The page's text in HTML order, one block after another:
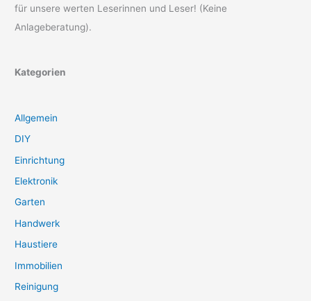
für unsere werten Leserinnen und Leser! (Keine
Anlageberatung).
Kategorien
Allgemein
DIY
Einrichtung
Elektronik
Garten
Handwerk
Haustiere
Immobilien
Reinigung